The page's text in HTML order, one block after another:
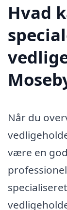
Hvad
Når du
være en